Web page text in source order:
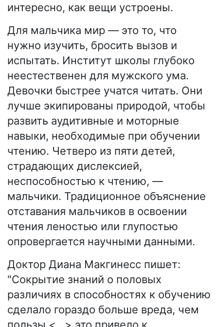
интересно, как вещи устроены.
Для мальчика мир — это то, что
нужно изучить, бросить вызов и
испытать. Институт школы глубоко
неестественен для мужского ума.
Девочки быстрее учатся читать. Они
лучше экипированы природой, чтобы
развить аудитивные и моторные
навыки, необходимые при обучении
чтению. Четверо из пяти детей,
страдающих дислексией,
неспособностью к чтению, —
мальчики. Традиционное объяснение
отставания мальчиков в освоении
чтения леностью или глупостью
опровергается научными данными.
Доктор Диана Макгинесс пишет:
"Сокрытие знаний о половых
различиях в способностях к обучению
сделало гораздо больше вреда, чем